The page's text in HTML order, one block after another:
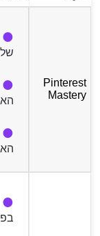
Pinterest
Mastery